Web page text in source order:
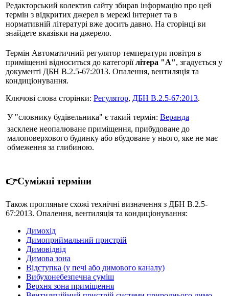
Редакторський колектив сайту збирав інформацію про цей
термін з відкритих джерел в мережі інтернет та в
нормативній літературі вже досить давно. На сторінці ви
знайдете вказівки на джерело.
Термін Автоматичний регулятор температури повітря в
приміщенні відноситься до категоріїлітера "А", згадується у
документі ДБН В.2.5-67:2013. Опалення, вентиляція та
кондиціонування.
Ключові слова сторінки: Регулятор, ДБН В.2.5-67:2013.
У "словнику будівельника" є такий термін: Веранда
засклене неопалюване приміщення, прибудоване до
малоповерхового будинку або вбудоване у нього, яке не має
обмеження за глибиною.
👉Суміжні терміни
Також прогляньте схожі технічні визначення з ДБН В.2.5-
67:2013. Опалення, вентиляція та кондиціонування:
Димохід
Димоприймальний пристрій
Димовідвід
Димова зона
Відступка (у печі або димового каналу)
Вибухонебезпечна суміш
Верхня зона приміщення